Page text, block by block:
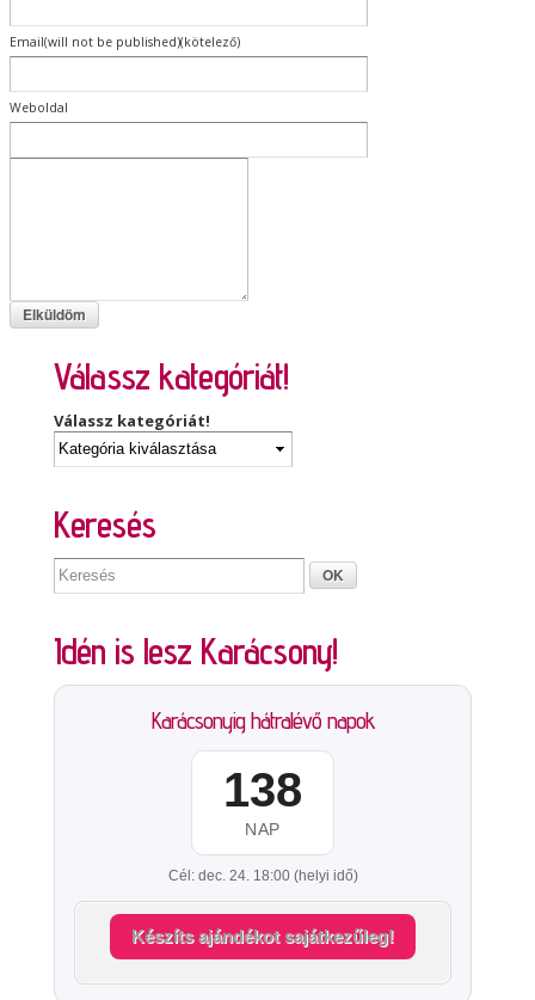
Email(will not be published)(kötelező)
Weboldal
Válassz kategóriát!
Válassz kategóriát!
Keresés
Idén is lesz Karácsony!
Karácsonyig hátralévő napok
138
NAP
Cél: dec. 24. 18:00 (helyi idő)
Készíts ajándékot sajátkezűleg!